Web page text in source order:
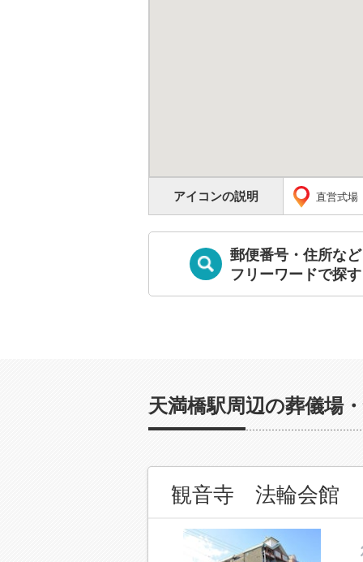
アイコンの説明 直営式場
郵便番号・住所など
フリーワードで探す
天満橋駅周辺の葬儀場
観音寺 法輪会館